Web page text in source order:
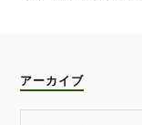
アーカイブ